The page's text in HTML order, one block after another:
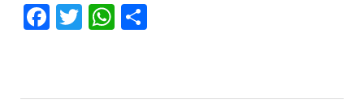
Facebook
Twitter
WhatsApp